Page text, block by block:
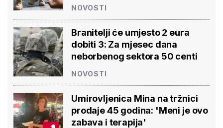
NOVOSTI
Branitelji će umjesto 2 eura
dobiti 3: Za mjesec dana
neborbenog sektora 50 centi
NOVOSTI
Umirovljenica Mina na tržnici
prodaje 45 godina: 'Meni je ovo
zabava i terapija'